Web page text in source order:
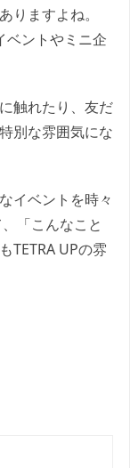
りますよね。
ベントやミニ企
触れたり、友だ
別な雰囲気にな
イベントを時々
「こんなこと
TETRA UPの雰